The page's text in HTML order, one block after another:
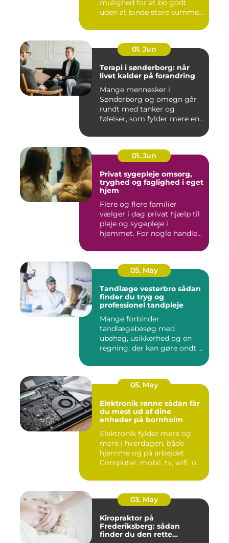
mulighed for at bo godt
uden at binde store summer
01. Jun
Terapi i sønderborg: når
livet kalder på forandring
Mange mennesker i
Sønderborg og omegn går
rundt med tanker og
følelser, som fylder mere end
01. Jun
Privat sygepleje omsorg,
tryghed og faglighed i eget
hjem
Flere og flere familier
vælger i dag privat hjælp til
pleje og sygepleje i
hjemmet. For nogle handle...
05. May
Tandlæge vesterbro sådan
finder du tryg og
professionel tandpleje
Mange forbinder
tandlægebesøg med
ubehag, usikkerhed og en
regning, der kan gøre ondt i
05. May
Elektronik rønne sådan får
du mest ud af dine
enheder på bornholm
Elektronik fylder mere og
mere i hverdagen, både
hjemme og på arbejdet.
Computer, mobil, tv, wifi, o...
03. May
Kiropraktor på
Frederiksberg: sådan
finder du den rette